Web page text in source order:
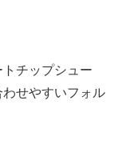
チップシュー
せやすいフォル